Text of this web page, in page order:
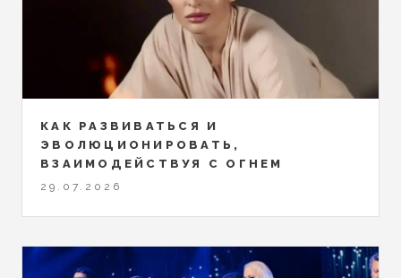
КАК РАЗВИВАТЬСЯ И
ЭВОЛЮЦИОНИРОВАТЬ,
ВЗАИМОДЕЙСТВУЯ С ОГНЕМ
29.07.2026